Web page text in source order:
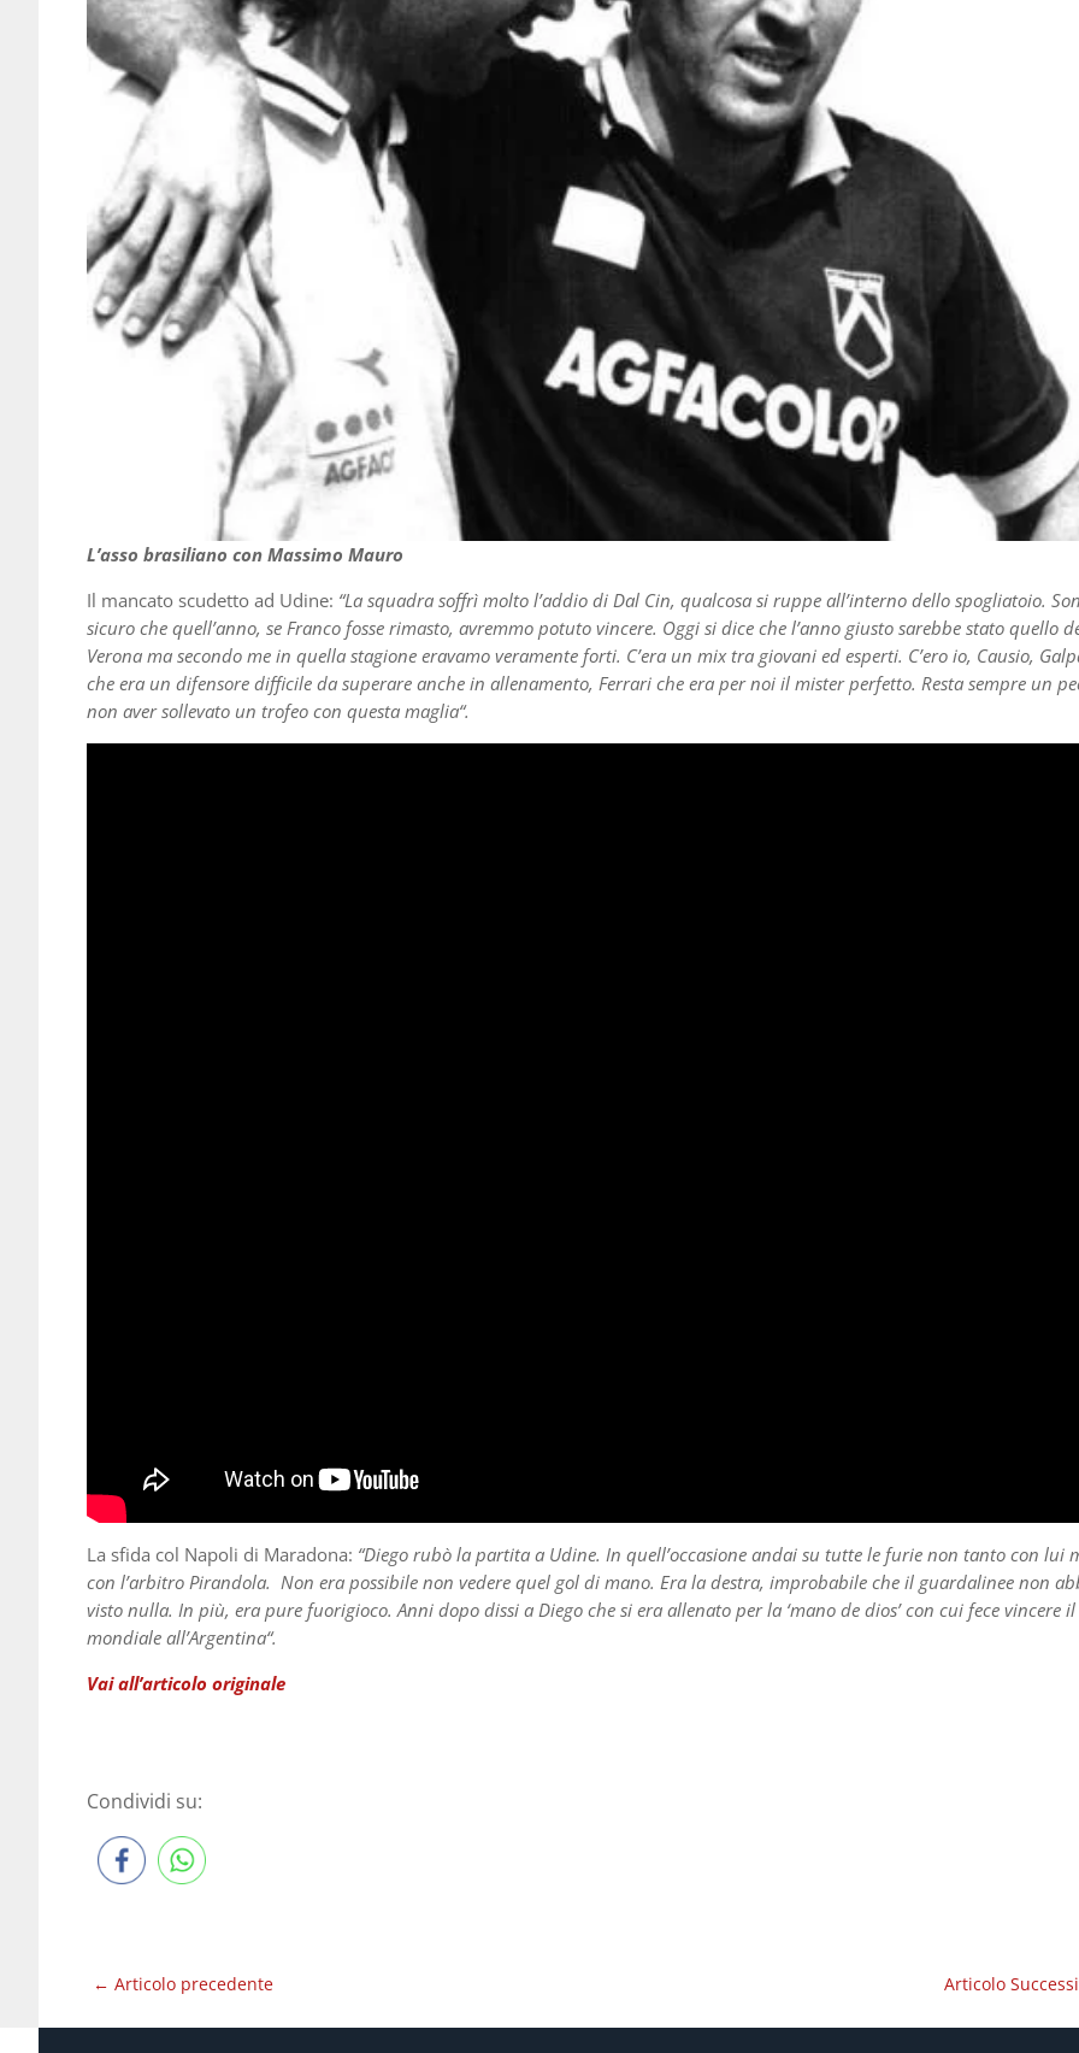
L’asso brasiliano con Massimo Mauro
Il mancato scudetto ad Udine: “La squadra soffrì molto l’addio di Dal Cin, qualcosa si ruppe all’interno dello spogliatoio.
sicuro che quell’anno, se Franco fosse rimasto, avremmo potuto vincere. Oggi si dice che l’anno giusto sarebbe stato quello
Verona ma secondo me in quella stagione eravamo veramente forti. C’era un mix tra giovani ed esperti. C’ero io, Causio,
che era un difensore difficile da superare anche in allenamento, Ferrari che era per noi il mister perfetto. Resta sempre un
non aver sollevato un trofeo con questa maglia“.
La sfida col Napoli di Maradona: “Diego rubò la partita a Udine. In quell’occasione andai su tutte le furie non tanto con lui
con l’arbitro Pirandola. Non era possibile non vedere quel gol di mano. Era la destra, improbabile che il guardalinee non
visto nulla. In più, era pure fuorigioco. Anni dopo dissi a Diego che si era allenato per la ‘mano de dios’ con cui fece vincere il
mondiale all’Argentina“.
Vai all’articolo originale
Condividi su:
← Articolo precedente Articolo